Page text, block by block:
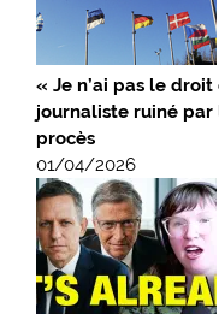
« Je n’ai pas le
journaliste ruiné par
procès
01/04/2026